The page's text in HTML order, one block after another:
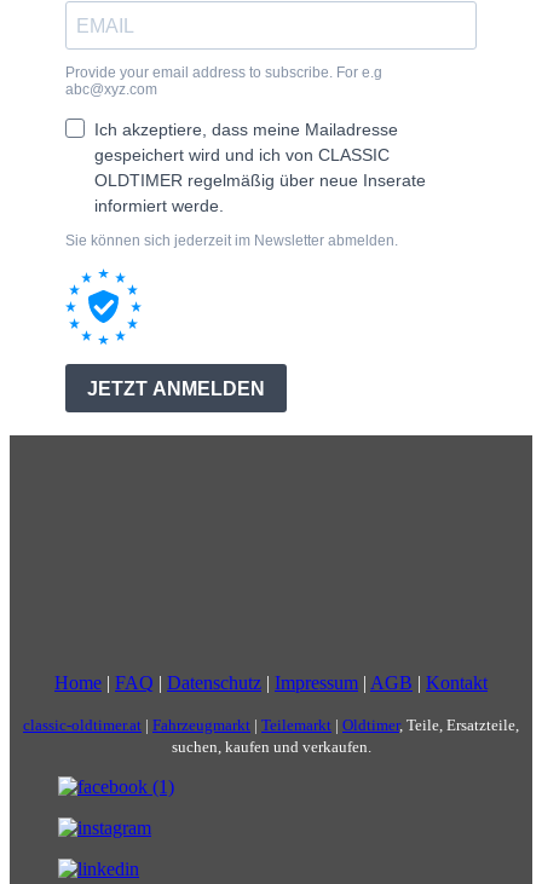
Home | FAQ | Datenschutz | Impressum | AGB | Kontakt
classic-oldtimer.at | Fahrzeugmarkt | Teilemarkt | Oldtimer, Teile, Ersatzteile,
suchen, kaufen und verkaufen.